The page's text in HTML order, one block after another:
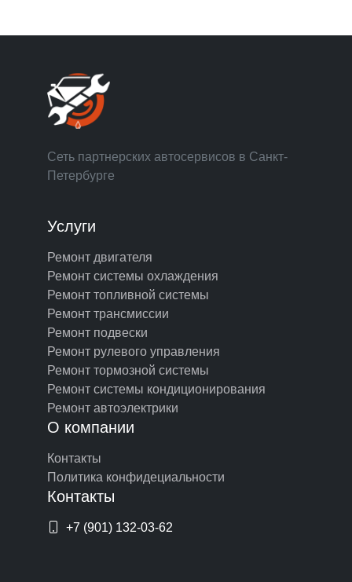
Сеть партнерских автосервисов в Санкт-
Петербурге
Услуги
Ремонт двигателя
Ремонт системы охлаждения
Ремонт топливной системы
Ремонт трансмиссии
Ремонт подвески
Ремонт рулевого управления
Ремонт тормозной системы
Ремонт системы кондиционирования
Ремонт автоэлектрики
О компании
Контакты
Политика конфидециальности
Контакты
+7 (901) 132-03-62